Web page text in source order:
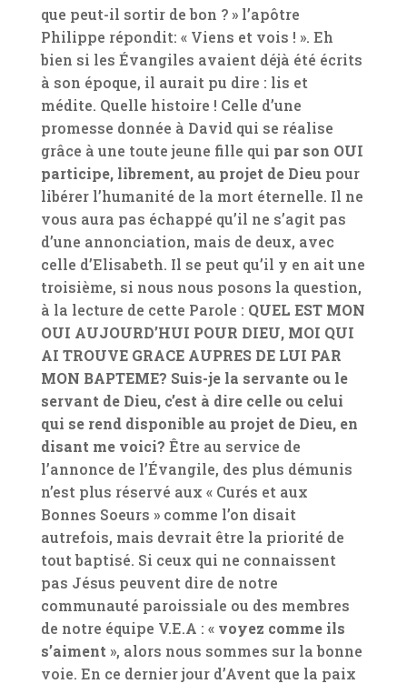
que peut-il sortir de bon ? » l’apôtre
Philippe répondit: « Viens et vois ! ». Eh
bien si les Évangiles avaient déjà été écrits
à son époque, il aurait pu dire : lis et
médite. Quelle histoire ! Celle d’une
promesse donnée à David qui se réalise
grâce à une toute jeune fille qui par son OUI
participe, librement, au projet de Dieupour
libérer l’humanité de la mort éternelle. Il ne
vous aura pas échappé qu’il ne s’agit pas
d’une annonciation, mais de deux, avec
celle d’Elisabeth. Il se peut qu’il y en ait une
troisième, si nous nous posons la question,
à la lecture de cette Parole : QUEL EST MON
OUI AUJOURD’HUI POUR DIEU, MOI QUI
AI TROUVE GRACE AUPRES DE LUI PAR
MON BAPTEME? Suis-je la servante ou le
servant de Dieu, c’est à dire celle ou celui
qui se rend disponible au projet de Dieu, en
disant me voici? Être au service de
l’annonce de l’Évangile, des plus démunis
n’est plus réservé aux « Curés et aux
Bonnes Soeurs » comme l’on disait
autrefois, mais devrait être la priorité de
tout baptisé. Si ceux qui ne connaissent
pas Jésus peuvent dire de notre
communauté paroissiale ou des membres
de notre équipe V.E.A : «voyez comme ils
s’aiment », alors nous sommes sur la bonne
voie. En ce dernier jour d’Avent que la paix